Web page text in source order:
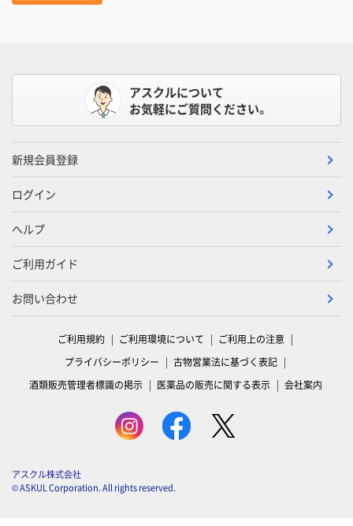
アスクルについて
お気軽にご質問ください。
新規会員登録
ログイン
ヘルプ
ご利用ガイド
お問い合わせ
ご利用規約 ご利用環境について
ご利用上の注意
プライバシーポリシー
古物営業法に基づく表記
酒類販売管理者標識の掲示
医薬品の販売に関する表示 会社案内
アスクル株式会社
© ASKUL Corporation. All rights reserved.